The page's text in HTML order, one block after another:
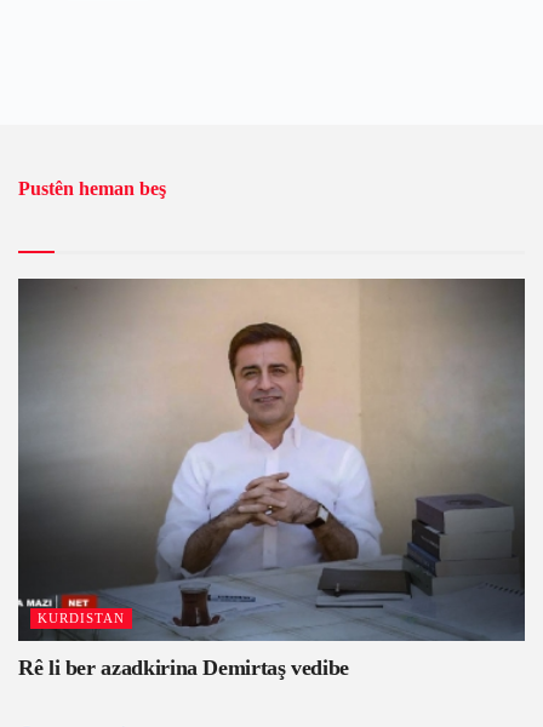
Pustên heman beş
KURDISTAN
Rê li ber azadkirina Demirtaş vedibe